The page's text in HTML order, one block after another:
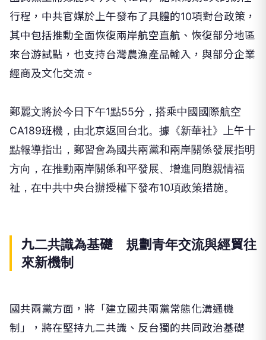
行程，中共官媒於上午發布了具體的10項對台政策，
其中包括推動全面恢復兩岸航空直航、恢復部分地區
來台游試點，也支持台灣農漁產品輸入，與部分企業
經商及文化交流。
鄭麗文將於今日下午1點55分，搭乘中國國際航空
CA189班機，由北京返回台北。據《新華社》上午十
點報導指出，鄭習會為國共兩黨和兩岸關係發展指明
方向，在推動兩岸關係和平發展、增進同胞親情福
祉，在中共中央台辦授權下發布10項政策措施。
九二共識為基礎 規劃青年交流與經貿往
來新機制
國共兩黨方面，將「建立國共兩黨常態化溝通機
制」，將在堅持九二共識、反台獨的共同政治基礎